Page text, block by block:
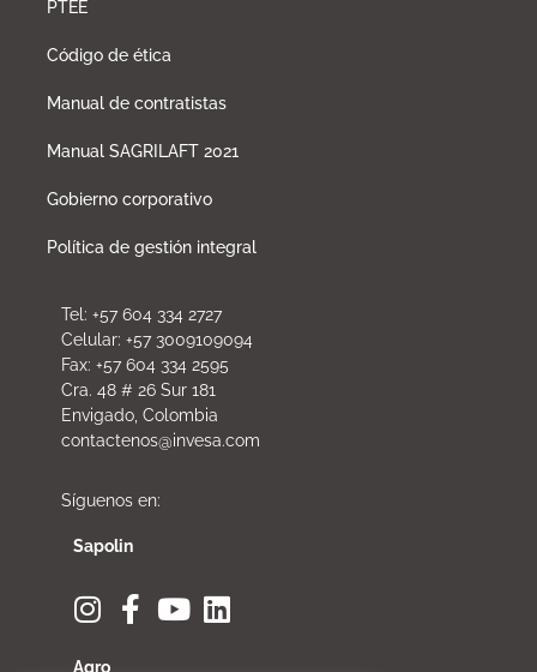
PTEE
Código de ética
Manual de contratistas
Manual SAGRILAFT 2021
Gobierno corporativo
Política de gestión integral
Tel: +57 604 334 2727
Celular: +57 3009109094
Fax: +57 604 334 2595
Cra. 48 # 26 Sur 181
Envigado, Colombia
contactenos@invesa.com
Síguenos en:
Sapolin
Agro